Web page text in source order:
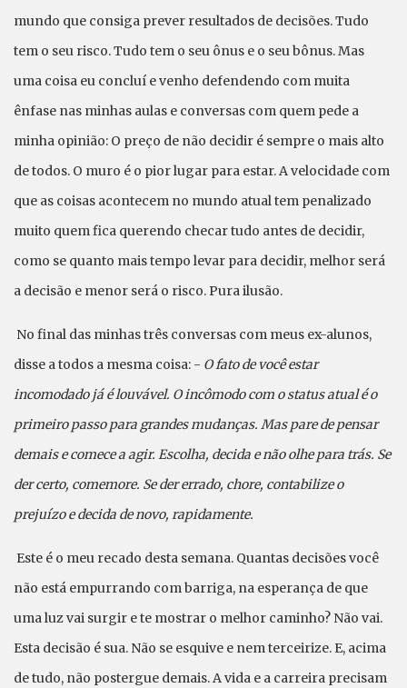
mundo que consiga prever resultados de decisões. Tudo
tem o seu risco. Tudo tem o seu ônus e o seu bônus. Mas
uma coisa eu concluí e venho defendendo com muita
ênfase nas minhas aulas e conversas com quem pede a
minha opinião: O preço de não decidir é sempre o mais alto
de todos. O muro é o pior lugar para estar. A velocidade com
que as coisas acontecem no mundo atual tem penalizado
muito quem fica querendo checar tudo antes de decidir,
como se quanto mais tempo levar para decidir, melhor será
a decisão e menor será o risco. Pura ilusão.
No final das minhas três conversas com meus ex-alunos,
disse a todos a mesma coisa: - O fato de você estar
incomodado já é louvável. O incômodo com o status atual é o
primeiro passo para grandes mudanças. Mas pare de pensar
demais e comece a agir. Escolha, decida e não olhe para trás. Se
der certo, comemore. Se der errado, chore, contabilize o
prejuízo e decida de novo, rapidamente.
Este é o meu recado desta semana. Quantas decisões você
não está empurrando com barriga, na esperança de que
uma luz vai surgir e te mostrar o melhor caminho? Não vai.
Esta decisão é sua. Não se esquive e nem terceirize. E, acima
de tudo, não postergue demais. A vida e a carreira precisam